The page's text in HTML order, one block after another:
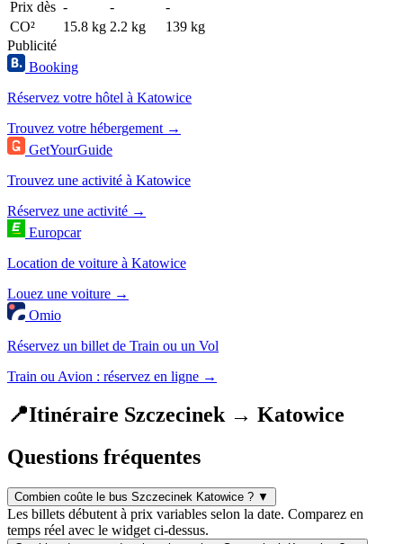
Prix dès - -
-
CO²
15.8 kg 2.2 kg
139 kg
Publicité
Booking
Réservez votre hôtel à Katowice
Trouvez votre hébergement →
GetYourGuide
Trouvez une activité à Katowice
Réservez une activité →
Europcar
Location de voiture à Katowice
Louez une voiture →
Omio
Réservez un billet de Train ou un Vol
Train ou Avion : réservez en ligne →
📍Itinéraire Szczecinek → Katowice
Questions fréquentes
Combien coûte le bus Szczecinek Katowice ? ▼
Les billets débutent à prix variables selon la date. Comparez en
temps réel avec le widget ci-dessus.